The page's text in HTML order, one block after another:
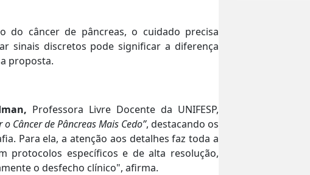
do câncer de pâncreas, o cuidado precisa
sinais discretos pode significar a diferença
proposta.
Professora Livre Docente da UNIFESP,
Câncer de Pâncreas Mais Cedo”, destacando os
Para ela, a atenção aos detalhes faz toda a
protocolos específicos e de alta resolução,
o desfecho clínico", afirma.